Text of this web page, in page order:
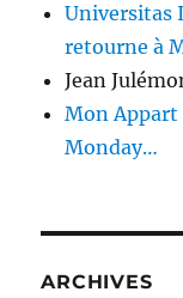
Universitas
retourne à
Jean
Mon Appart
Monday…
ARCHIVES